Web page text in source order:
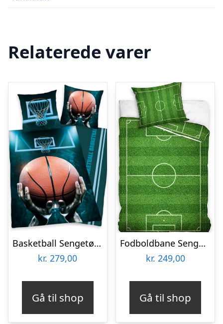
Relaterede varer
Basketball Sengetøj – 100 procent bomuld
kr. 279,00
Gå til shop
Fodboldbane Sengetøj 140×200 cm – 100 procent bomuld
kr. 249,00
Gå til shop